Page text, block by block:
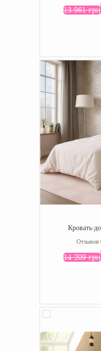
13 961 грн
Кровать-
Отзывов
14 209 грн